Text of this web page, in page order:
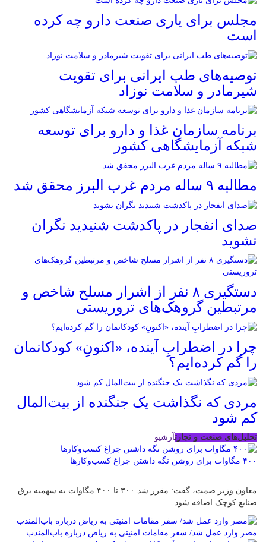
مجلس برای یاری صنعت دارو چه کرده
است
توصیه‌های طب ایرانی برای تقویت
شیرمادر و سلامت نوزاد
برنامه سازمان غذا و دارو برای توسعه
شبکه آزمایشگاهی کشور
مطالبه ۹ ساله مردم غرب البرز محقق شد
صدای انفجار در پاکدشت شنیدید نگران
نشوید
دستگیری ۸ نفر از اشرار مسلح شاخص و
مرتبطین گروهک‌های تروریستی
چرا در اضطرابِ آینده، «اکنونِ» کودکانمان
را گم کرده‌ایم؟
مردی که نگذاشت یک جنگنده از بیت‌المال
کم شود
تحلیل‌های صنعت و تجارتآرشیو
۴۰۰ مگاوات برای روشن نگه داشتن چراغ کسب‌وکار‌ها
معاون وزیر صمت، گفت: مقرر شد ۳۰۰ تا ۴۰۰ مگاوات به سهمیه برق
صنایع کوچک اضافه شود.
مصر وارد عمل شد/ سفر مقامات امنیتی به ریاض درباره باب‌المندب